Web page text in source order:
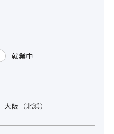
就業中
大阪（北浜）